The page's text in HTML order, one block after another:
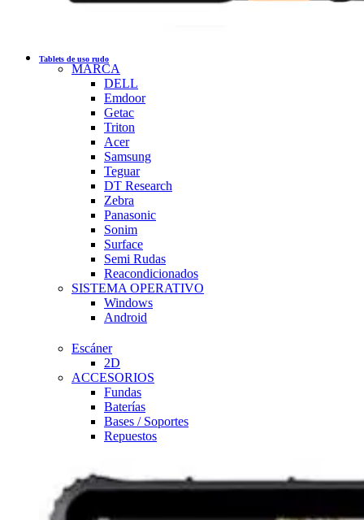
Tablets de uso rudo
MARCA
DELL
Emdoor
Getac
Triton
Acer
Samsung
Teguar
DT Research
Zebra
Panasonic
Sonim
Surface
Semi Rudas
Reacondicionados
SISTEMA OPERATIVO
Windows
Android
Escáner
2D
ACCESORIOS
Fundas
Baterías
Bases / Soportes
Repuestos